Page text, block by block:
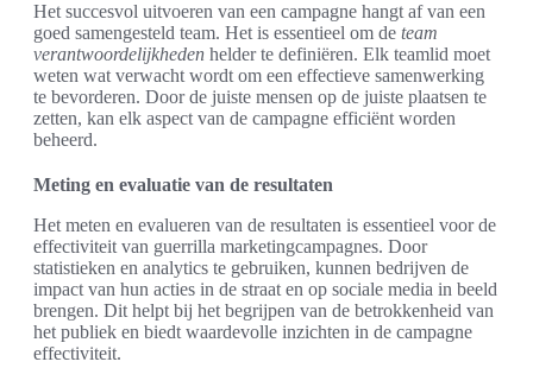
Het succesvol uitvoeren van een campagne hangt af van een
goed samengesteld team. Het is essentieel om de team
verantwoordelijkheden helder te definiëren. Elk teamlid moet
weten wat verwacht wordt om een effectieve samenwerking
te bevorderen. Door de juiste mensen op de juiste plaatsen te
zetten, kan elk aspect van de campagne efficiënt worden
beheerd.
Meting en evaluatie van de resultaten
Het meten en evalueren van de resultaten is essentieel voor de
effectiviteit van guerrilla marketingcampagnes. Door
statistieken en analytics te gebruiken, kunnen bedrijven de
impact van hun acties in de straat en op sociale media in beeld
brengen. Dit helpt bij het begrijpen van de betrokkenheid van
het publiek en biedt waardevolle inzichten in de campagne
effectiviteit.